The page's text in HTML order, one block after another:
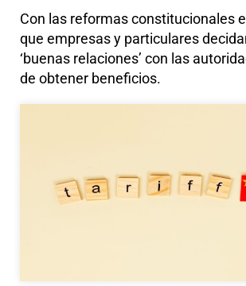
Con las reformas constitucionales
que empresas y particulares
‘buenas relaciones’ con las
de obtener beneficios.